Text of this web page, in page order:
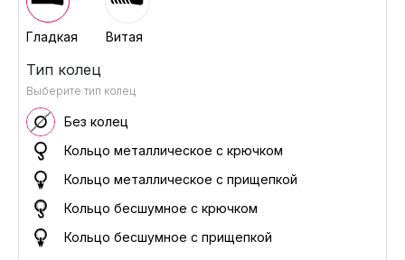
Гладкая Витая
Тип колец
Выберите тип колец
Без колец
Кольцо металлическое с крючком
Кольцо металлическое с прищепкой
Кольцо бесшумное с крючком
Кольцо бесшумное с прищепкой